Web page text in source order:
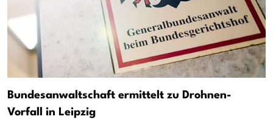
Bundesanwaltschaft ermittelt zu Drohnen-
Vorfall in Leipzig